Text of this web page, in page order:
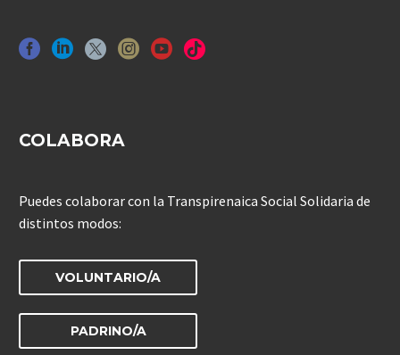
COLABORA
Puedes colaborar con la Transpirenaica Social Solidaria de
distintos modos:
VOLUNTARIO/A
PADRINO/A